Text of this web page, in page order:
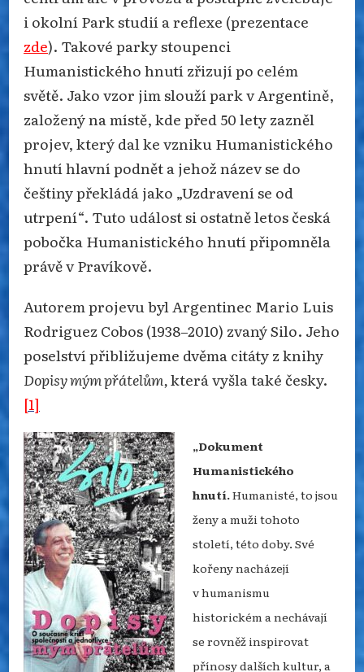
i okolní Park studií a reflexe (prezentace
zde). Takové parky stoupenci
Humanistického hnutí zřizují po celém
světě. Jako vzor jim slouží park v Argentině,
založený na místě, kde před 50 lety zazněl
projev, který dal ke vzniku Humanistického
hnutí hlavní podnět a jehož název se do
češtiny překládá jako „Uzdravení se od
utrpení“. Tuto událost si ostatně letos česká
pobočka Humanistického hnutí připomněla
právě v Pravíkově.
Autorem projevu byl Argentinec Mario Luis
Rodriguez Cobos (1938–2010) zvaný Silo. Jeho
poselství přibližujeme dvěma citáty z knihy
Dopisy mým přátelům,která vyšla také česky.
[1]
„Dokument
Humanistického
hnutí.Humanisté, to jsou
ženy a muži tohoto
století, této doby. Své
kořeny nacházejí
v humanismu
historickém a nechávají
se rovněž inspirovat
přínosy dalších kultur, a